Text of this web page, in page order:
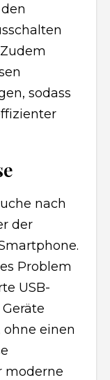
sodass
nach
der
Problem
USB-
einen
moderne